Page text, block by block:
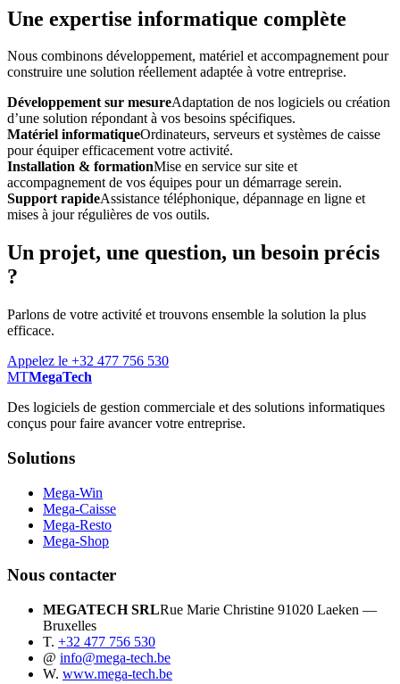
Une expertise informatique complète
Nous combinons développement, matériel et accompagnement pour
construire une solution réellement adaptée à votre entreprise.
Développement sur mesureAdaptation de nos logiciels ou création
d’une solution répondant à vos besoins spécifiques.
Matériel informatiqueOrdinateurs, serveurs et systèmes de caisse
pour équiper efficacement votre activité.
Installation & formationMise en service sur site et
accompagnement de vos équipes pour un démarrage serein.
Support rapideAssistance téléphonique, dépannage en ligne et
mises à jour régulières de vos outils.
Un projet, une question, un besoin précis
?
Parlons de votre activité et trouvons ensemble la solution la plus
efficace.
Appelez le +32 477 756 530
MTMegaTech
Des logiciels de gestion commerciale et des solutions informatiques
conçus pour faire avancer votre entreprise.
Solutions
Mega-Win
Mega-Caisse
Mega-Resto
Mega-Shop
Nous contacter
MEGATECH SRLRue Marie Christine 91020 Laeken —
Bruxelles
T. +32 477 756 530
@ info@mega-tech.be
W. www.mega-tech.be